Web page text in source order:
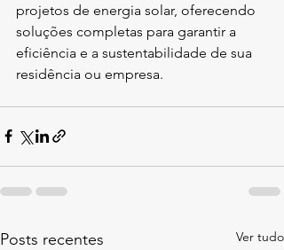
projetos de energia solar, oferecendo
soluções completas para garantir a
eficiência e a sustentabilidade de sua
residência ou empresa.
Posts recentes Ver tudo